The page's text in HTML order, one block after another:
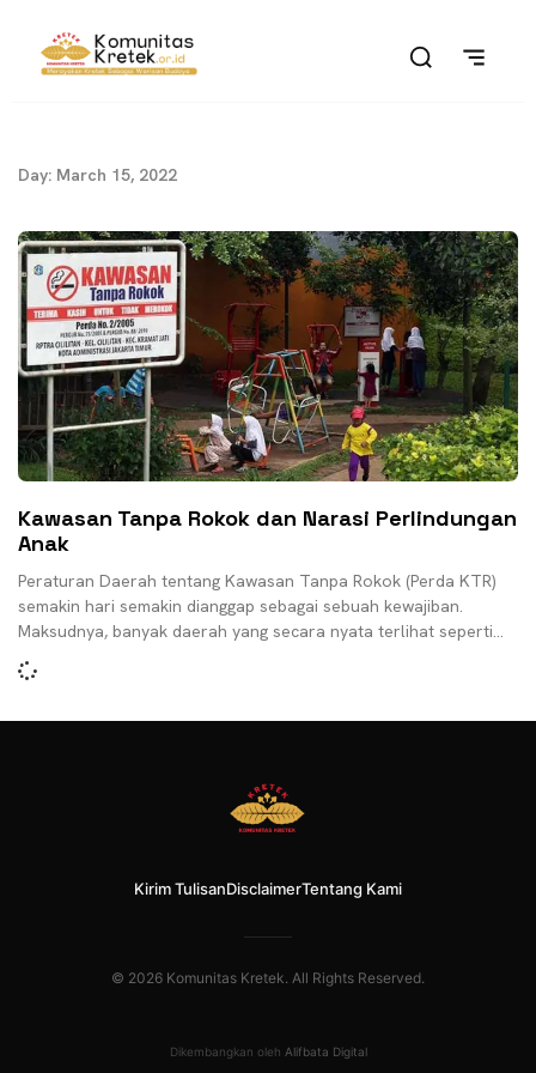
Day: March 15, 2022
Kawasan Tanpa Rokok dan Narasi Perlindungan
Anak
Peraturan Daerah tentang Kawasan Tanpa Rokok (Perda KTR)
semakin hari semakin dianggap sebagai sebuah kewajiban.
Maksudnya, banyak daerah yang secara nyata terlihat seperti
berlomba untuk
Kirim TulisanDisclaimerTentang Kami
© 2026 Komunitas Kretek. All Rights Reserved.
Dikembangkan oleh Alifbata Digital